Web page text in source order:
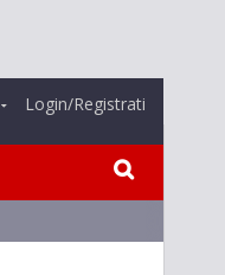
Login/Registrati